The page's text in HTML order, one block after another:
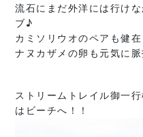
流石にまだ外洋には行け
ブ♪
カミソリウオのペアも健在
ナヌカザメの卵も元気に
ストリームトレイル御一
はビーチへ！！